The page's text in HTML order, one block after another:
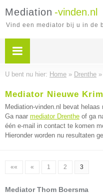
Mediation -vinden.nl
Vind een mediator bij u in de
U bent nu hier: Home » Drenthe »
Mediator Nieuwe
Mediation-vinden.nl bevat helaas
Ga naar mediator Drenthe of ga
één e-mail in contact te komen
Hieronder worden nu resultaten
«« « 1 2 3
Mediator Thom Boersma